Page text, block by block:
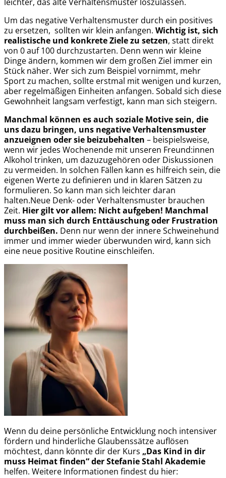
Um das negative Verhaltensmuster durch ein positives
zu ersetzen, sollten wir klein anfangen. Wichtig ist, sich
realistische und konkrete Ziele zu setzen, statt direkt
von 0 auf 100 durchzustarten. Denn wenn wir kleine
Dinge ändern, kommen wir dem großen Ziel immer ein
Stück näher. Wer sich zum Beispiel vornimmt, mehr
Sport zu machen, sollte erstmal mit wenigen und kurzen,
aber regelmäßigen Einheiten anfangen. Sobald sich diese
Gewohnheit langsam verfestigt, kann man sich steigern.
Manchmal können es auch soziale Motive sein, die
uns dazu bringen, uns negative Verhaltensmuster
anzueignen oder sie beizubehalten – beispielsweise,
wenn wir jedes Wochenende mit unseren Freund:innen
Alkohol trinken, um dazuzugehören oder Diskussionen
zu vermeiden. In solchen Fällen kann es hilfreich sein, die
eigenen Werte zu definieren und in klaren Sätzen zu
formulieren. So kann man sich leichter daran
halten.Neue Denk- oder Verhaltensmuster brauchen
Zeit. Hier gilt vor allem: Nicht aufgeben! Manchmal
muss man sich durch Enttäuschung oder Frustration
durchbeißen. Denn nur wenn der innere Schweinehund
immer und immer wieder überwunden wird, kann sich
eine neue positive Routine einschleifen.
Wenn du deine persönliche Entwicklung noch intensiver
fördern und hinderliche Glaubenssätze auflösen
möchtest, dann könnte dir der Kurs „Das Kind in dir
muss Heimat finden“ der Stefanie Stahl Akademie
helfen. Weitere Informationen findest du hier: